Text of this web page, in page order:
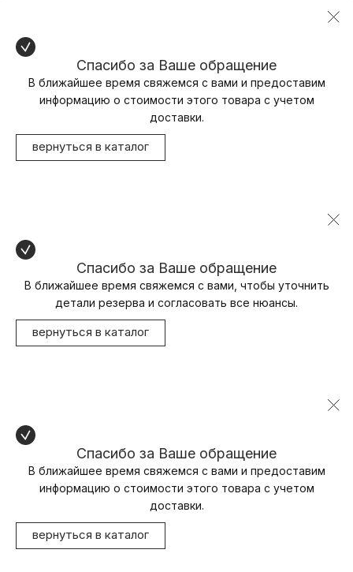
Спасибо за Ваше обращение
В ближайшее время свяжемся с вами и предоставим
информацию о стоимости этого товара с учетом
доставки.
вернуться в каталог
Спасибо за Ваше обращение
В ближайшее время свяжемся с вами, чтобы уточнить
детали резерва и согласовать все нюансы.
вернуться в каталог
Спасибо за Ваше обращение
В ближайшее время свяжемся с вами и предоставим
информацию о стоимости этого товара с учетом
доставки.
вернуться в каталог